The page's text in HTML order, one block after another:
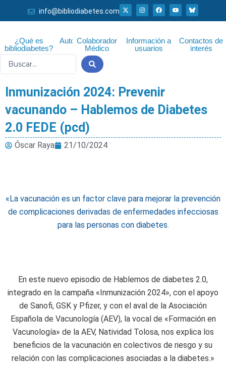
al
info@bibliodiabetes.com
X
-
t
t
t
I
n
s
r
a
F
a
c
o
o
k
Y
o
u
¿Qué es
bibliodiabetes?
AutorColaborador
Médico
Información a
usuarios
Contactos de
interés
Inmunización 2024: Prevenir
vacunando – Hablemos de Diabetes
2.0 FEDE (pcd)
Óscar Raya 21/10/2024
«La vacunación es un factor clave para mejorar la prevención
de complicaciones derivadas de enfermedades infecciosas
para las personas con diabetes.
En este nuevo episodio de Hablemos de diabetes 2.0,
integrado en la campaña «Inmunización 2024», con el apoyo
de Sanofi, GSK y Pfizer, y con el aval de la Asociación
Española de Vacunología (AEV), la vocal de «Formación en
Vacunología» de la AEV, Natividad Tolosa, nos explica los
beneficios de la vacunación en colectivos de riesgo y su
relación con las complicaciones asociadas a la diabetes.»